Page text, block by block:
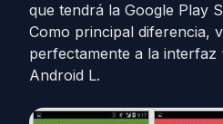
que tendrá la Google Play
Como principal diferencia,
perfectamente a la interfaz
Android L.